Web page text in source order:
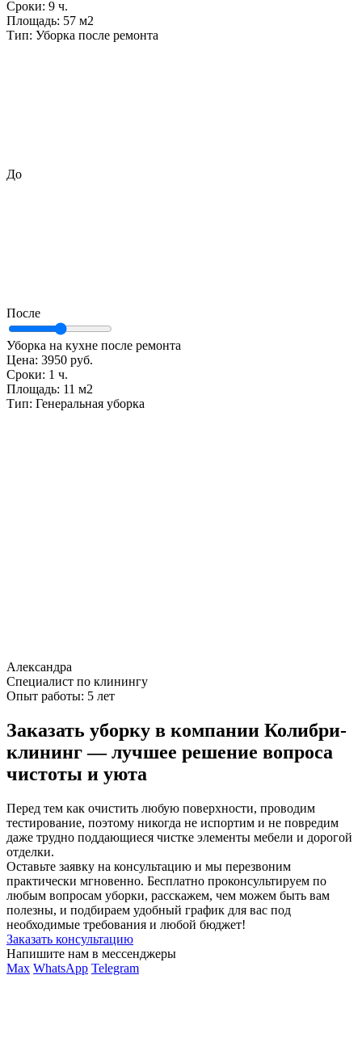
Сроки: 9 ч.
Площадь: 57 м2
Тип: Уборка после ремонта
До
После
Уборка на кухне после ремонта
Цена: 3950 руб.
Сроки: 1 ч.
Площадь: 11 м2
Тип: Генеральная уборка
Александра
Специалист по клинингу
Опыт работы: 5 лет
Заказать уборку в компании Колибри-
клининг — лучшее решение вопроса
чистоты и уюта
Перед тем как очистить любую поверхности, проводим
тестирование, поэтому никогда не испортим и не повредим
даже трудно поддающиеся чистке элементы мебели и дорогой
отделки.
Оставьте заявку на консультацию и мы перезвоним
практически мгновенно. Бесплатно проконсультируем по
любым вопросам уборки, расскажем, чем можем быть вам
полезны, и подбираем удобный график для вас под
необходимые требования и любой бюджет!
Заказать консультацию
Напишите нам в мессенджеры
Max WhatsApp Telegram